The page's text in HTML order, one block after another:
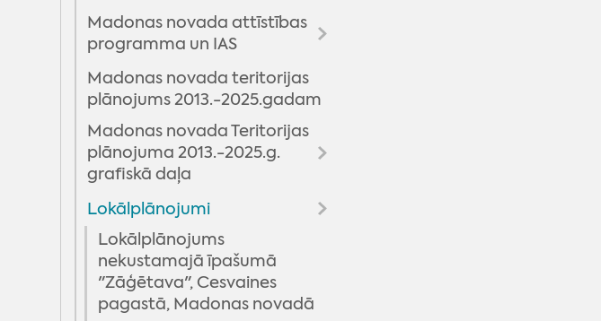
Izstrādes process
Madonas novada attīstības
programma un IAS
Rīcību un investīciju plāna
aktualizācija
Apstiprinātā redakcija
Madonas novada attīstības
programmas 2022-2028 un
stratēģijas 2022-2047
izstrāde
Madonas novada teritorijas
plānojums 2013.-2025.gadam
Madonas novada Teritorijas
plānojuma 2013.-2025.g.
grafiskā daļa
Aronas pagasts
Barkavas pagasts
Bērzaunes pagasts
Dzelzavas pagasts
Lokālplānojumi
Lokālplānojums
nekustamajā īpašumā
"Zāģētava", Cesvaines
pagastā, Madonas novadā